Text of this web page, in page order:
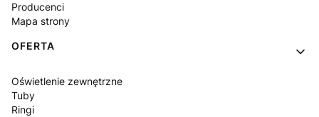
Producenci
Mapa strony
OFERTA
Oświetlenie zewnętrzne
Tuby
Ringi